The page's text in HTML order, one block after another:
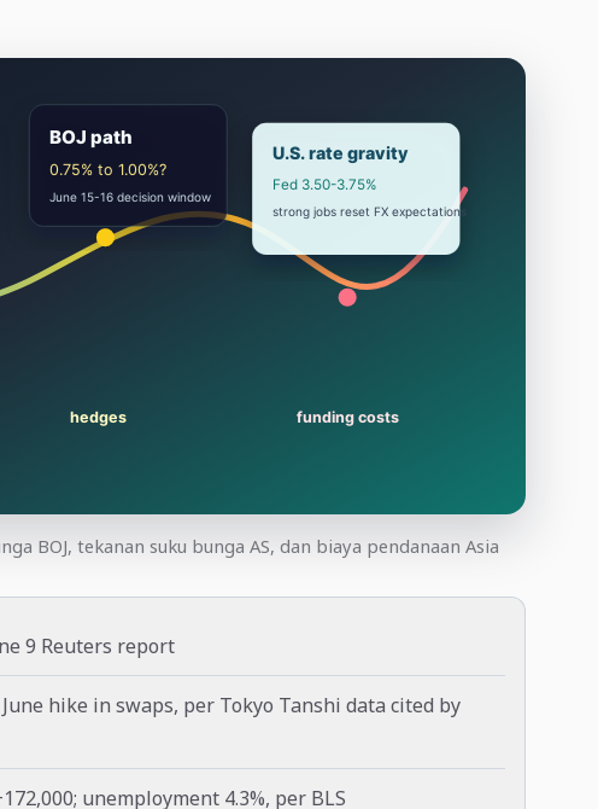
BOJ, tekanan suku bunga AS, dan biaya pendanaan Asia
9 Reuters report
June hike in swaps, per Tokyo Tanshi data cited by
unemployment 4.3%, per BLS